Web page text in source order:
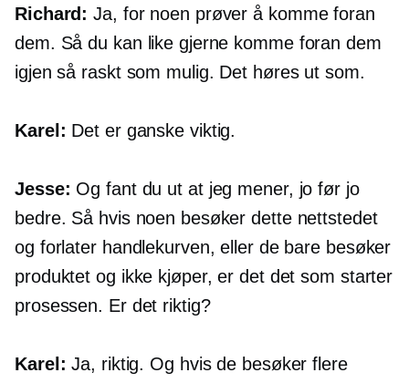
Richard: Ja, for noen prøver å komme foran
dem. Så du kan like gjerne komme foran dem
igjen så raskt som mulig. Det høres ut som.
Karel: Det er ganske viktig.
Jesse: Og fant du ut at jeg mener, jo før jo
bedre. Så hvis noen besøker dette nettstedet
og forlater handlekurven, eller de bare besøker
produktet og ikke kjøper, er det det som starter
prosessen. Er det riktig?
Karel: Ja, riktig. Og hvis de besøker flere